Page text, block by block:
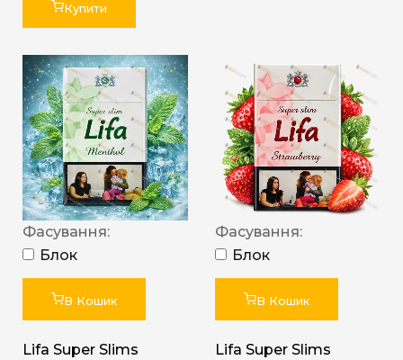
Купити
Фасування:
Блок
В Кошик
Lifa Super Slims
Фасування:
Блок
В Кошик
Lifa Super Slims